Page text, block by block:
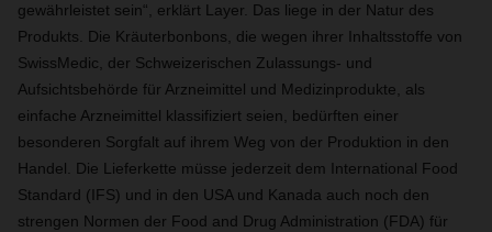
gewährleistet sein“, erklärt Layer. Das liege in der Natur des
Produkts. Die Kräuterbonbons, die wegen ihrer Inhaltsstoffe von
SwissMedic, der Schweizerischen Zulassungs- und
Aufsichtsbehörde für Arzneimittel und Medizinprodukte, als
einfache Arzneimittel klassifiziert seien, bedürften einer
besonderen Sorgfalt auf ihrem Weg von der Produktion in den
Handel. Die Lieferkette müsse jederzeit dem International Food
Standard (IFS) und in den USA und Kanada auch noch den
strengen Normen der Food and Drug Administration (FDA) für